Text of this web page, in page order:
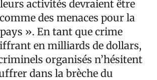
activités devraient être
des menaces pour la
». En tant que crime
en milliards de dollars,
organisés n’hésitent
dans la brèche du